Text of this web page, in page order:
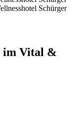
im Vital &